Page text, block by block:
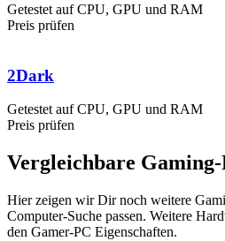
Getestet auf CPU, GPU und RAM
Preis prüfen
2Dark
Getestet auf CPU, GPU und RAM
Preis prüfen
Vergleichbare Gaming-
Hier zeigen wir Dir noch weitere
Computer-Suche passen. Weitere
den Gamer-PC Eigenschaften.